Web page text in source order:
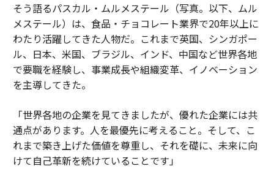
そう語るパスカル・ムルメステール（写真。以下、ムル
メステール）は、食品・チョコレート業界で20年以上に
わたり活躍してきた人物だ。これまで英国、シンガポー
ル、日本、米国、ブラジル、インド、中国など世界各地
で要職を経験し、事業成長や組織変革、イノベーション
を主導してきた。
「世界各地の企業を見てきましたが、優れた企業には共
通点があります。人を最優先に考えること。そして、こ
れまで築き上げた価値を尊重し、それを礎に、未来に向
けて自己革新を続けていることです」